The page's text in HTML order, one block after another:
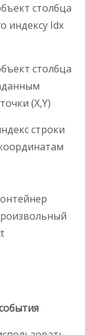
столбца
индексу Idx
столбца
(X,Y)
строки